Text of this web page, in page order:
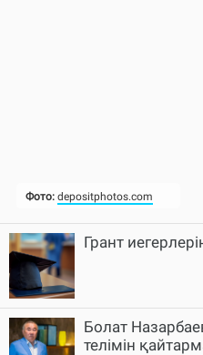
Грант
Болат
телімін